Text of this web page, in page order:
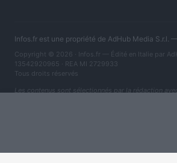
Infos.fr est une propriété de AdHub Media S.r.l.
Copyright © 2026 · Infos.fr — Édité en Italie par
13542920965 · REA MI 2729933
Tous droits réservés
Les contenus sont sélectionnés par la rédaction